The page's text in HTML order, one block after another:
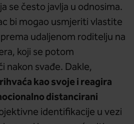
se često javlja u odnosima.
bi mogao usmjeriti vlastite
udaljenom roditelju na
koji se potom
nakon svađe. Dakle,
kao svoje i reagira
distancirani
identifikacije u vezi